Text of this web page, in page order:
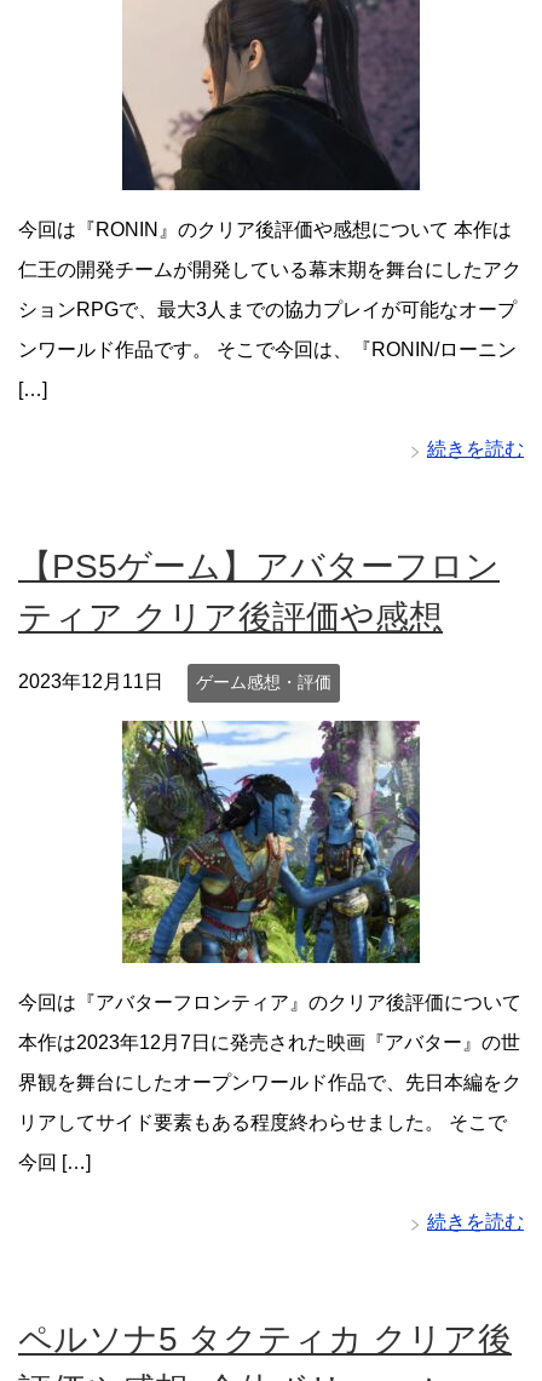
今回は『RONIN』のクリア後評価や感想について 本作は
仁王の開発チームが開発している幕末期を舞台にしたアク
ションRPGで、最大3人までの協力プレイが可能なオープ
ンワールド作品です。 そこで今回は、『RONIN/ローニン
[…]
続きを読む
【PS5ゲーム】アバターフロン
ティア クリア後評価や感想
2023年12月11日 ゲーム感想・評価
今回は『アバターフロンティア』のクリア後評価について
本作は2023年12月7日に発売された映画『アバター』の世
界観を舞台にしたオープンワールド作品で、先日本編をク
リアしてサイド要素もある程度終わらせました。 そこで
今回 […]
続きを読む
ペルソナ5 タクティカ クリア後